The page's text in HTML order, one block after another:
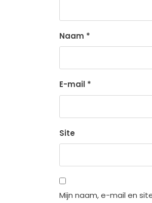
Naam *
E-mail *
Site
Mijn naam, e-mail en